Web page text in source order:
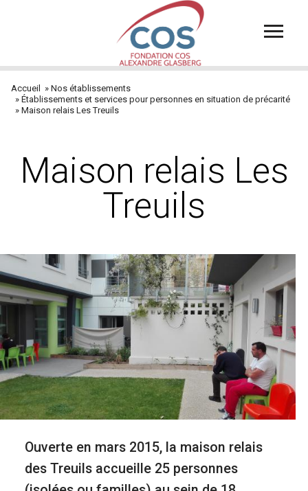
principal
Fil
Accueil
Nos établissements
Établissements et services pour personnes en situation de précarité
Maison relais Les Treuils
Maison relais Les
Treuils
Visuel
Chapô
Ouverte en mars 2015, la maison relais
des Treuils accueille 25 personnes